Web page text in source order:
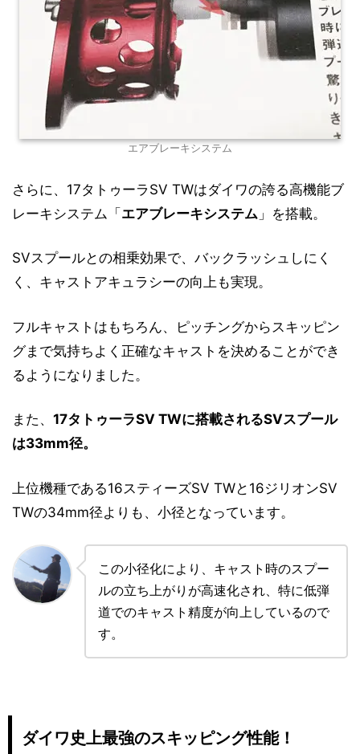
エアブレーキシステム
さらに、17タトゥーラSV TWはダイワの誇る高機能ブ
レーキシステム「エアブレーキシステム 」を搭載。
SVスプールとの相乗効果で、バックラッシュしにく
く、キャストアキュラシーの向上も実現。
フルキャストはもちろん、ピッチングからスキッピン
グまで気持ちよく正確なキャストを決めることができ
るようになりました。
また、 17タトゥーラSV TWに搭載されるSVスプール
は33mm径。
上位機種である16スティーズSV TWと16ジリオンSV
TWの34mm径よりも、小径となっています。
この小径化により、キャスト時のスプー
ルの立ち上がりが高速化され、特に低弾
道でのキャスト精度が向上しているので
す。
ダイワ史上最強のスキッピング性能！